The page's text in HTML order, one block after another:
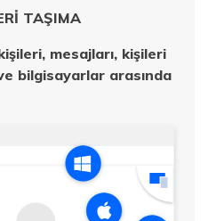
TAŞIMA
mesajları, kişileri
bilgisayarlar arasında